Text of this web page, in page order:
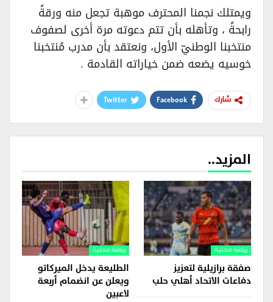
ويمتلك نجمنا المحترف موهبة تجعل منه ورقةً
رابحةً ، وتأهله بأن تتم دعوته مرة أخرى لصفوف
منتخبنا الوطنيّ الأول، ونعتقد بأن مدرب مُنتخبنا
خوسيه يضعه ضمن خياراته القادمة .
شارك Facebook
Twitter
المزيد..
رياضة محلية
صفقة برازيلية لتعزيز
دفاعات الاتحاد أهلي حلب
رياضة محلية
الطليعة يدخل الميركاتو
ويعلن عن انضمام أربعة
لاعبين